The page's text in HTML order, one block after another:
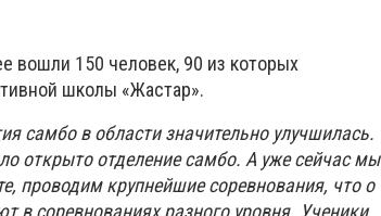
вошли 150 человек, 90 из которых
школы «Жастар».
самбо в области значительно улучшилась.
открыто отделение самбо. А уже сейчас мы
проводим крупнейшие соревнования, что о